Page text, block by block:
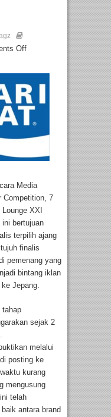
Off
Media
Competition, 7
XXI
bertujuan
terpilih ajang
finalis
pemenang yang
bintang iklan
Jepang.
tahap
sejak 2
melalui
posting ke
kurang
mengusung
telah
antara brand